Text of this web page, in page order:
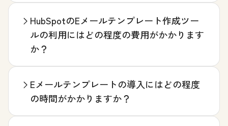
HubSpotのEメールテンプレート作成ツー
ルの利用にはどの程度の費用がかかります
か？
Eメールテンプレートの導入にはどの程度
の時間がかかりますか？